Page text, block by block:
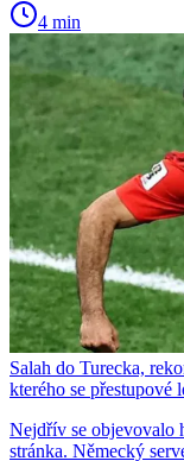
4 min
Salah do Turecka,
kterého se přestupové
Nejdřív se objevovalo
stránka. Německý